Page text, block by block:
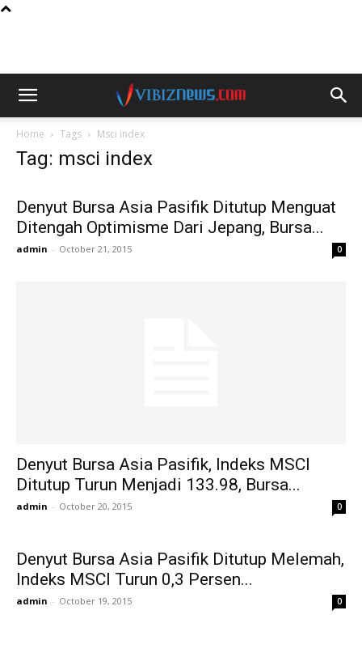
Home Tags Msci index
Tag: msci index
Denyut Bursa Asia Pasifik Ditutup Menguat
Ditengah Optimisme Dari Jepang, Bursa...
admin - October 21, 2015 0
Denyut Bursa Asia Pasifik, Indeks MSCI
Ditutup Turun Menjadi 133.98, Bursa...
admin - October 20, 2015 0
Denyut Bursa Asia Pasifik Ditutup Melemah,
Indeks MSCI Turun 0,3 Persen...
admin - October 19, 2015 0